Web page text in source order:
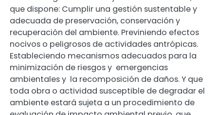
que dispone: Cumplir una gestión sustentable y
adecuada de preservación, conservación y
recuperación del ambiente. Previniendo efectos
nocivos o peligrosos de actividades antrópicas.
Estableciendo mecanismos adecuados para la
minimización de riesgos y emergencias
ambientales y la recomposición de daños. Y que
toda obra o actividad susceptible de degradar el
ambiente estará sujeta a un procedimiento de